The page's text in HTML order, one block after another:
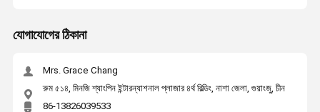
যোগাযোগের ঠিকানা
Mrs. Grace Chang
রুম ৫১৪, মিনজি শ্যাংপিন ইন্টারন্যাশনাল প্লাজার ৪র্থ বিল্ডিং, নাশা জেলা, গুয়াংজু, চীন
86-13826039533